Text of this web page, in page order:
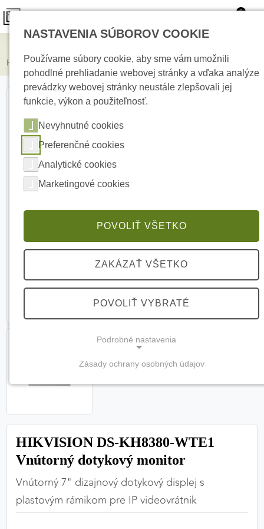
0
HIKVISION DS-KH8380-WTE1 Vnútorný dotykový monitor
HIKVISION DS-KH8380-WTE1
Vnútorný dotykový monitor
Vnútorný 7" dizajnový dotykový displej s
plastovým rámikom pre IP videovrátnik
NASTAVENIA SÚBOROV COOKIE
Používame súbory cookie, aby sme vám umožnili
pohodlné prehliadanie webovej stránky a vďaka analýze
prevádzky webovej stránky neustále zlepšovali jej
funkcie, výkon a použiteľnosť.
Nevyhnutné cookies
Preferenčné cookies
Analytické cookies
Marketingové cookies
POVOLIŤ VŠETKO
ZAKÁZAŤ VŠETKO
POVOLIŤ VYBRATÉ
Podrobné nastavenia
Tieto cookies sú potrebné na správne fungovanie
zabezpečiť jej plnú funkčnosť.
Zásady ochrany osobných údajov